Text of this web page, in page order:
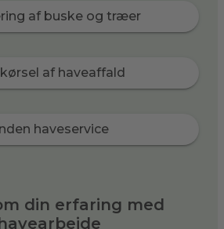
af buske og træer
af haveaffald
haveservice
din erfaring med